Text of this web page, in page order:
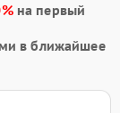
на первый
в ближайшее